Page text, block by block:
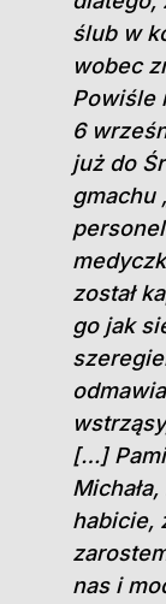
ślub w
wobec
Powiśle
6
już do
gmachu
został
go jak
[…]
habicie,
nas i